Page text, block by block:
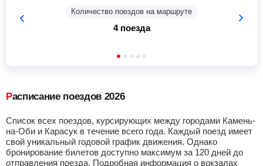
Количество поездов на маршруте
4 поезда
Расписание поездов 2026
Список всех поездов, курсирующих между городами Камень-
на-Оби и Карасук в течение всего года. Каждый поезд имеет
свой уникальный годовой график движения. Однако
бронирование билетов доступно максимум за 120 дней до
отправления поезда. Подробная информация о вокзалах